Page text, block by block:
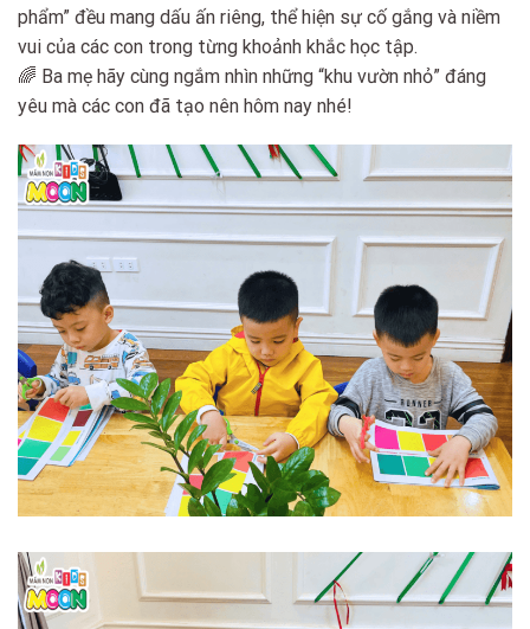
phẩm” đều mang dấu ấn riêng, thể hiện sự cố gắng và niềm
vui của các con trong từng khoảnh khắc học tập.
🌈 Ba mẹ hãy cùng ngắm nhìn những “khu vườn nhỏ” đáng
yêu mà các con đã tạo nên hôm nay nhé!